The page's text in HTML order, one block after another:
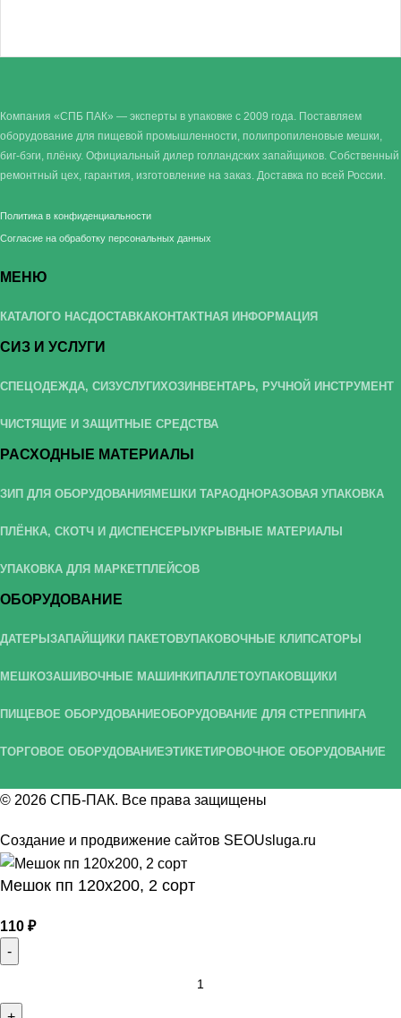
Компания «СПБ ПАК» — эксперты в упаковке с 2009 года. Поставляем
оборудование для пищевой промышленности, полипропиленовые мешки,
биг-бэги, плёнку. Официальный дилер голландских запайщиков. Собственный
ремонтный цех, гарантия, изготовление на заказ. Доставка по всей России.
Политика в конфиденциальности
Согласие на обработку персональных данных
МЕНЮ
КАТАЛОГО НАСДОСТАВКАКОНТАКТНАЯ ИНФОРМАЦИЯ
СИЗ И УСЛУГИ
СПЕЦОДЕЖДА, СИЗУСЛУГИХОЗИНВЕНТАРЬ, РУЧНОЙ ИНСТРУМЕНТ
ЧИСТЯЩИЕ И ЗАЩИТНЫЕ СРЕДСТВА
РАСХОДНЫЕ МАТЕРИАЛЫ
ЗИП ДЛЯ ОБОРУДОВАНИЯМЕШКИ ТАРАОДНОРАЗОВАЯ УПАКОВКА
ПЛЁНКА, СКОТЧ И ДИСПЕНСЕРЫУКРЫВНЫЕ МАТЕРИАЛЫ
УПАКОВКА ДЛЯ МАРКЕТПЛЕЙСОВ
ОБОРУДОВАНИЕ
ДАТЕРЫЗАПАЙЩИКИ ПАКЕТОВУПАКОВОЧНЫЕ КЛИПСАТОРЫ
МЕШКОЗАШИВОЧНЫЕ МАШИНКИПАЛЛЕТОУПАКОВЩИКИ
ПИЩЕВОЕ ОБОРУДОВАНИЕОБОРУДОВАНИЕ ДЛЯ СТРЕППИНГА
ТОРГОВОЕ ОБОРУДОВАНИЕЭТИКЕТИРОВОЧНОЕ ОБОРУДОВАНИЕ
© 2026 СПБ-ПАК. Все права защищены
Создание и продвижение сайтов SEOUsluga.ru
Мешок пп 120х200, 2 сорт
110 ₽